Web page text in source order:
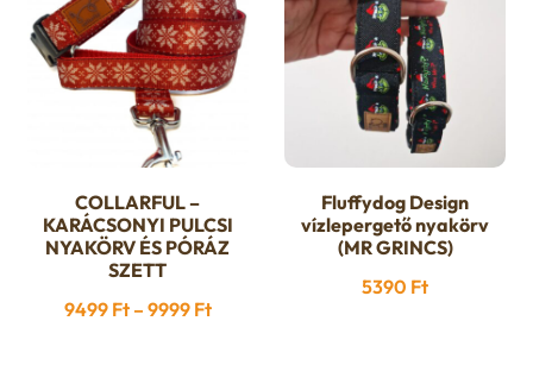
Ennek
a
terméknek
több
COLLARFUL –
KARÁCSONYI PULCSI
NYAKÖRV ÉS PÓRÁZ
SZETT
9499 Ft – 9999 FtÁrtartomány:
Fluffydog Design
vízlepergető nyakörv
(MR GRINCS)
5390 Ft